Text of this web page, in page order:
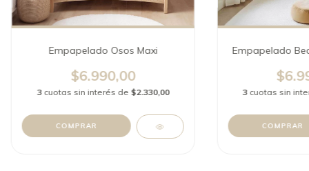
Empapelado Osos Maxi
$6.990,00
3 cuotas sin interés de $2.330,00
Empapelado
3 cuotas sin